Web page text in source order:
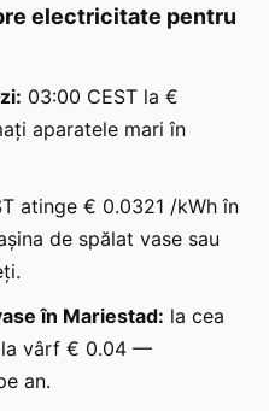
electricitate pentru
03:00 CEST la €
aparatele mari în
atinge € 0.0321 /kWh în
de spălat vase sau
în Mariestad: la cea
la vârf € 0.04 —
an.